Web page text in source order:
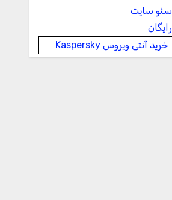
سئو سایت
رایگان
خرید آنتی ویروس Kaspersky